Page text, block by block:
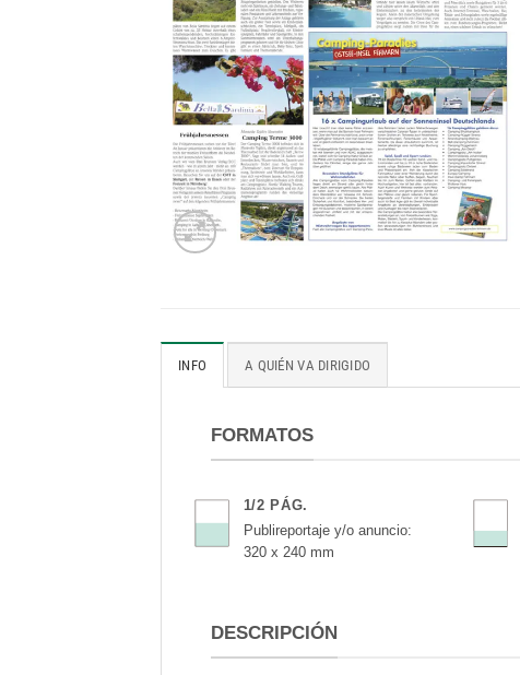
INFO A QUIÉN VA DIRIGIDO
FORMATOS
1/2 PÁG.
Publireportaje y/o anuncio:
320 x 240 mm
DESCRIPCIÓN